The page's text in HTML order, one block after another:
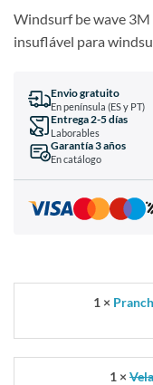
Windsurf be wave
insuflável para
Envio gratuito
En península (ES y PT)
Entrega 2-5 días
Laborables
Garantía 3 años
En catálogo
1 ×
1 ×